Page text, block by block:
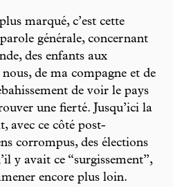
marqué, c’est cette
générale, concernant
des enfants aux
de ma compagne et de
de voir le pays
une fierté. Jusqu’ici la
avec ce côté post-
corrompus, des élections
y avait ce “surgissement”,
encore plus loin.